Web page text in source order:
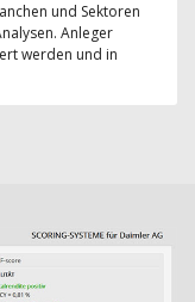
und Sektoren
Anleger
werden und in